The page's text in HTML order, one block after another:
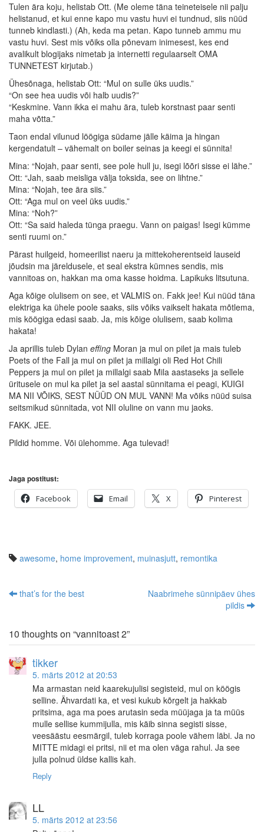
Tulen ära koju, helistab Ott. (Me oleme täna teineteisele nii palju
helistanud, et kui enne kapo mu vastu huvi ei tundnud, siis nüüd
tunneb kindlasti.) (Ah, keda ma petan. Kapo tunneb ammu mu
vastu huvi. Sest mis võiks olla põnevam inimesest, kes end
avalikult blogijaks nimetab ja internetti regulaarselt OMA
TUNNETEST kirjutab.)
Ühesõnaga, helistab Ott: “Mul on sulle üks uudis.”
“On see hea uudis või halb uudis?”
“Keskmine. Vann ikka ei mahu ära, tuleb korstnast paar senti
maha võtta.”
Taon endal vilunud löögiga südame jälle käima ja hingan
kergendatult – vähemalt on boiler seinas ja keegi ei sünnita!
Mina: “Nojah, paar senti, see pole hull ju, isegi lõõri sisse ei lähe.”
Ott: “Jah, saab meisliga välja toksida, see on lihtne.”
Mina: “Nojah, tee ära siis.”
Ott: “Aga mul on veel üks uudis.”
Mina: “Noh?”
Ott: “Sa said haleda tünga praegu. Vann on paigas! Isegi kümme
senti ruumi on.”
Pärast huilgeid, homeerilist naeru ja mittekoherentseid lauseid
jõudsin ma järeldusele, et seal ekstra kümnes sendis, mis
vannitoas on, hakkan ma oma kasse hoidma. Lapikuks litsutuna.
Aga kõige olulisem on see, et VALMIS on. Fakk jee! Kui nüüd täna
elektriga ka ühele poole saaks, siis võiks vaikselt hakata mõtlema,
mis köögiga edasi saab. Ja, mis kõige olulisem, saab kolima
hakata!
Ja aprillis tuleb Dylan effing Moran ja mul on pilet ja mais tuleb
Poets of the Fall ja mul on pilet ja millalgi oli Red Hot Chili
Peppers ja mul on pilet ja millalgi saab Mila aastaseks ja sellele
üritusele on mul ka pilet ja sel aastal sünnitama ei peagi, KUIGI
MA NII VÕIKS, SEST NÜÜD ON MUL VANN! Ma võiks nüüd suisa
seitsmikud sünnitada, vot NII oluline on vann mu jaoks.
FAKK. JEE.
Pildid homme. Või ülehomme. Aga tulevad!
Jaga postitust:
Facebook
Email X Pinterest
awesome, home improvement, muinasjutt, remontika
Post navigation
that’s for the best
Naabrimehe sünnipäev ühes
pildis
10 thoughts on “vannitoast 2”
tikker
5. märts 2012 at 20:53
Ma armastan neid kaarekujulisi segisteid, mul on köögis
selline. Ähvardati ka, et vesi kukub kõrgelt ja hakkab
pritsima, aga ma poes arutasin seda müüjaga ja ta müüs
mulle sellise kummijulla, mis käib sinna segisti sisse,
veesäästu eesmärgil, tuleb korraga poole vähem läbi. Ja no
MITTE midagi ei pritsi, nii et ma olen väga rahul. Ja see
julla polnud üldse kallis kah.
Reply
LL
5. märts 2012 at 23:56